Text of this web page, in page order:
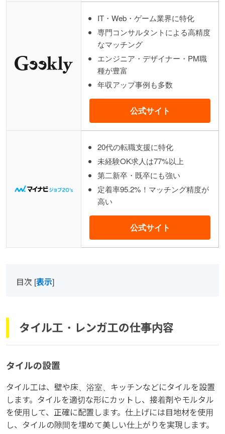
IT・Web・ゲーム業界に特化
専門コンサルタントによる高精度
なマッチング
エンジニア・デザイナー・PM職
種が豊富
年収アップ事例も多数
公式サイト
20代の転職支援に特化
未経験OK求人は77%以上
第二新卒・既卒にも強い
定着率95.2%！マッチング精度が
高い
公式サイト
目次 [表示]
タイル工・レンガ工の仕事内容
タイルの設置
タイル工は、壁や床、浴室、キッチンなどにタイルを設置
します。タイルを適切な形にカットし、接着剤やモルタル
を使用して、正確に配置します。仕上げには目地材を使用
し、タイルの隙間を埋めて美しい仕上がりを実現します。